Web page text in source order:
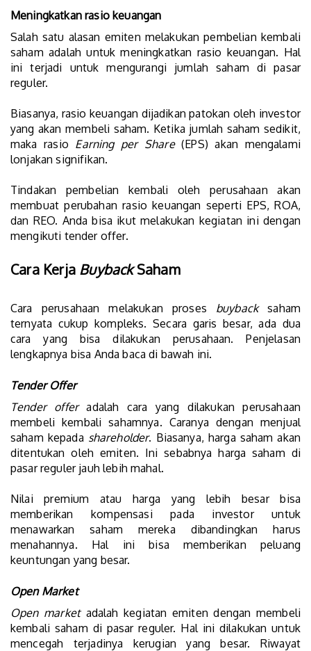
Meningkatkan rasio keuangan
Salah satu alasan emiten melakukan pembelian kembali
saham adalah untuk meningkatkan rasio keuangan. Hal
ini terjadi untuk mengurangi jumlah saham di pasar
reguler.
Biasanya, rasio keuangan dijadikan patokan oleh investor
yang akan membeli saham. Ketika jumlah saham sedikit,
maka rasio Earning per Share(EPS) akan mengalami
lonjakan signifikan.
Tindakan pembelian kembali oleh perusahaan akan
membuat perubahan rasio keuangan seperti EPS, ROA,
dan REO. Anda bisa ikut melakukan kegiatan ini dengan
mengikuti tender offer.
Cara Kerja BuybackSaham
Cara perusahaan melakukan proses buybacksaham
ternyata cukup kompleks. Secara garis besar, ada dua
cara yang bisa dilakukan perusahaan. Penjelasan
lengkapnya bisa Anda baca di bawah ini.
Tender Offer
Tender offeradalah cara yang dilakukan perusahaan
membeli kembali sahamnya. Caranya dengan menjual
saham kepada shareholder. Biasanya, harga saham akan
ditentukan oleh emiten. Ini sebabnya harga saham di
pasar reguler jauh lebih mahal.
Nilai premium atau harga yang lebih besar bisa
memberikan kompensasi pada investor untuk
menawarkan saham mereka dibandingkan harus
menahannya. Hal ini bisa memberikan peluang
keuntungan yang besar.
Open Market
Open marketadalah kegiatan emiten dengan membeli
kembali saham di pasar reguler. Hal ini dilakukan untuk
mencegah terjadinya kerugian yang besar. Riwayat